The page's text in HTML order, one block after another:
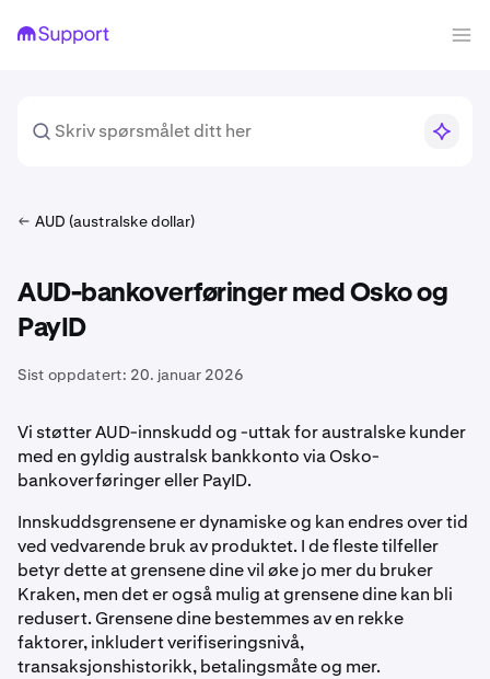
AUD (australske dollar)
AUD-bankoverføringer med Osko og
PayID
Sist oppdatert: 20. januar 2026
Vi støtter AUD-innskudd og -uttak for australske kunder
med en gyldig australsk bankkonto via Osko-
bankoverføringer eller PayID.
Innskuddsgrensene er dynamiske og kan endres over tid
ved vedvarende bruk av produktet. I de fleste tilfeller
betyr dette at grensene dine vil øke jo mer du bruker
Kraken, men det er også mulig at grensene dine kan bli
redusert. Grensene dine bestemmes av en rekke
faktorer, inkludert verifiseringsnivå,
transaksjonshistorikk, betalingsmåte og mer.